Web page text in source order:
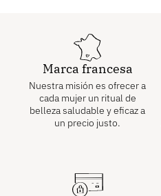
Marca francesa
Nuestra misión es ofrecer a
cada mujer un ritual de
belleza saludable y eficaz a
un precio justo.